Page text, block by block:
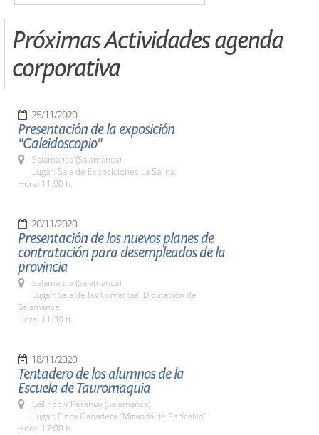
Próximas Actividades agenda
corporativa
25/11/2020
Presentación de la exposición
"Caleidoscopio"
Salamanca (Salamanca)
Lugar: Sala de Exposiciones La Salina.
Hora: 11:00 h.
20/11/2020
Presentación de los nuevos planes de
contratación para desempleados de la
provincia
Salamanca (Salamanca)
Lugar: Sala de las Comarcas. Diputación de
Salamanca
Hora: 11:30 h.
18/11/2020
Tentadero de los alumnos de la
Escuela de Tauromaquia
Galindo y Perahuy (Salamanca)
Lugar: Finca Ganadera "Miranda de Pericalvo"
Hora: 17:00 h.